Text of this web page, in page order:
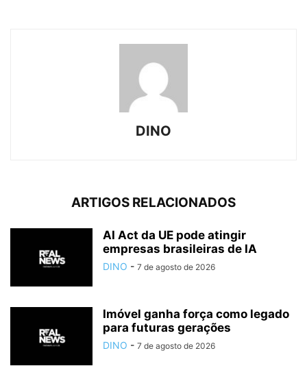
DINO
ARTIGOS RELACIONADOS
AI Act da UE pode atingir
empresas brasileiras de IA
DINO - 7 de agosto de 2026
Imóvel ganha força como legado
para futuras gerações
DINO - 7 de agosto de 2026